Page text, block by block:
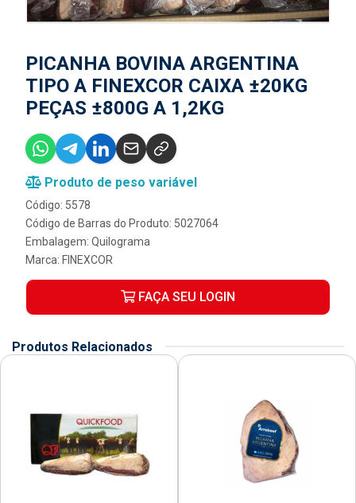
PICANHA BOVINA ARGENTINA
TIPO A FINEXCOR CAIXA ±20KG
PEÇAS ±800G A 1,2KG
Produto de peso variável
Código: 5578
Código de Barras do Produto: 5027064
Embalagem: Quilograma
Marca: FINEXCOR
FAÇA SEU LOGIN
Produtos Relacionados